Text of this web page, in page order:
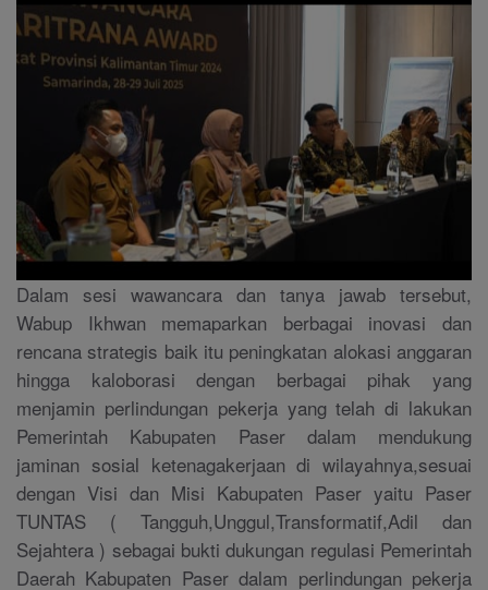
Dalam sesi wawancara dan tanya jawab tersebut,
Wabup Ikhwan memaparkan berbagai inovasi dan
rencana strategis baik itu peningkatan alokasi anggaran
hingga kaloborasi dengan berbagai pihak yang
menjamin perlindungan pekerja yang telah di lakukan
Pemerintah Kabupaten Paser dalam mendukung
jaminan sosial ketenagakerjaan di wilayahnya,sesuai
dengan Visi dan Misi Kabupaten Paser yaitu Paser
TUNTAS ( Tangguh,Unggul,Transformatif,Adil dan
Sejahtera ) sebagai bukti dukungan regulasi Pemerintah
Daerah Kabupaten Paser dalam perlindungan pekerja